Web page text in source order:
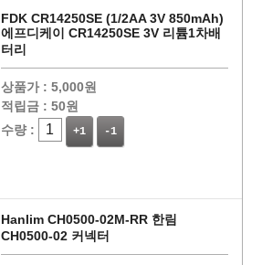
FDK CR14250SE (1/2AA 3V 850mAh)
에프디케이 CR14250SE 3V 리튬1차배
터리
상품가 : 5,000원
적립금 : 50원
수량 :
+1 -1
Hanlim CH0500-02M-RR 한림
CH0500-02 커넥터